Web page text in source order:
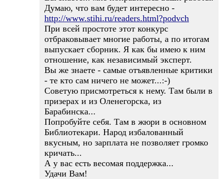
Думаю, что вам будет интересно -
http://www.stihi.ru/readers.html?podvch
При всей простоте этот конкурс
отбраковывает многие работы, а по итогам
выпускает сборник. Я как бы имею к ним
отношение, как независимый эксперт.
Вы же знаете - самые отъявленные критики
- те кто сам ничего не может...:-)
Советую присмотреться к нему. Там были в
призерах и из Оленегорска, из
Барабинска...
Попробуйте себя. Там в жюри в основном
Библиотекари. Народ избалованный
вкусным, но зарплата не позволяет громко
кричать...
А у вас есть весомая поддержка...
Удачи Вам!